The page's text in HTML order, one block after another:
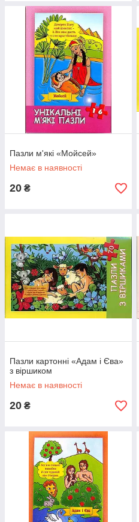
Пазли м'які «Мойсей»
Немає в наявності
20 ₴
Пазли картонні «Адам і Єва»
з віршиком
Немає в наявності
20 ₴